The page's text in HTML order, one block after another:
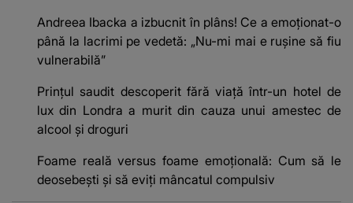
Andreea Ibacka a izbucnit în plâns! Ce a emoționat-o
până la lacrimi pe vedetă: „Nu-mi mai e rușine să fiu
vulnerabilă”
Prințul saudit descoperit fără viață într-un hotel de
lux din Londra a murit din cauza unui amestec de
alcool și droguri
Foame reală versus foame emoțională: Cum să le
deosebești și să eviți mâncatul compulsiv